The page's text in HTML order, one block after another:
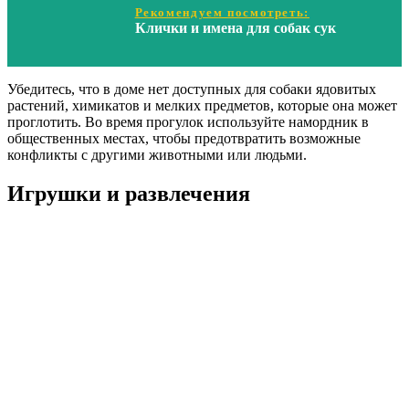
Рекомендуем посмотреть:
Клички и имена для собак сук
Убедитесь, что в доме нет доступных для собаки ядовитых
растений, химикатов и мелких предметов, которые она может
проглотить. Во время прогулок используйте намордник в
общественных местах, чтобы предотвратить возможные
конфликты с другими животными или людьми.
Игрушки и развлечения